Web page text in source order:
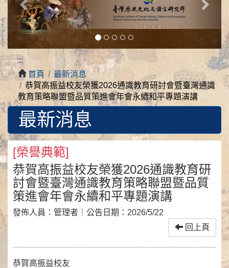
:::
首頁
最新消息
恭賀高振益校友榮獲2026通識教育研討會暨臺灣通識
教育策略聯盟暨品質策進會年會永續和平專題演講
最新消息
[榮譽典範]
恭賀高振益校友榮獲2026通識教育研
討會暨臺灣通識教育策略聯盟暨品質
策進會年會永續和平專題演講
發佈人員： 管理者 ｜公告日期： 2026/5/22
回上頁
恭賀高振益校友